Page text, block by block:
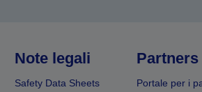
Note legali
Safety Data Sheets
Partners
Portale per i